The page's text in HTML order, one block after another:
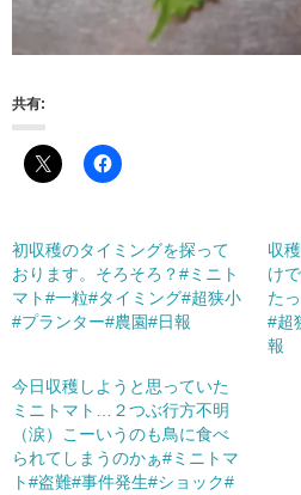
共有:
初収穫のタイミングを探って
おります。そろそろ？#ミニト
マト#一粒#タイミング#超狭小
#プランター#農園#日報
収
け
た
#超
報
今日収穫しようと思っていた
ミニトマト…２つぶ行方不明
（涙）こーいうのも鳥に食べ
られてしまうのかぁ#ミニトマ
ト#盗難#事件発生#ショック#